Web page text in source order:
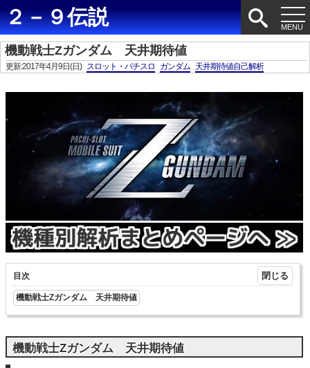
２－９伝説
機動戦士Zガンダム 天井期待値
更新:2017年4月9日(日) スロット・パチスロ ガンダム 天井期待値自己解析
目次
機動戦士Zガンダム 天井期待値
機動戦士Zガンダム 天井期待値